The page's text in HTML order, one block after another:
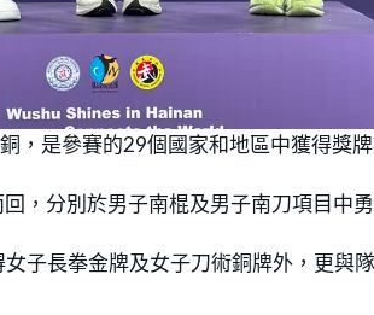
，是參賽的29個國家和地區中獲得獎牌
，分別於男子南棍及男子南刀項目中
子長拳金牌及女子刀術銅牌外，更與